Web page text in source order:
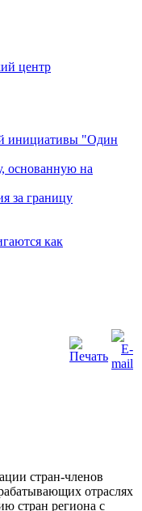
центр
инициативы "Один
основанную на
за границу
как
стран-членов
отраслях
стран региона с